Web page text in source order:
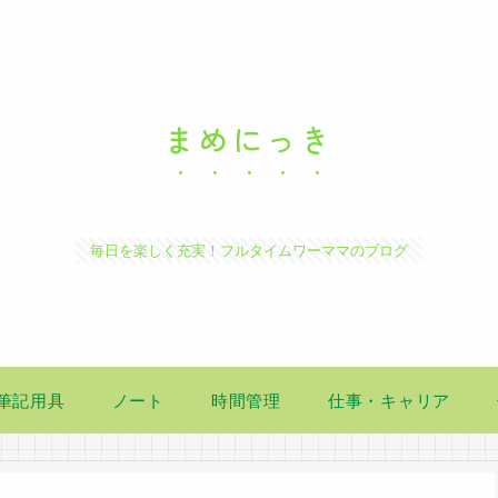
まめにっき
毎日を楽しく充実！フルタイムワーママのブログ
記用具 ノート 時間管理 仕事・キャリア